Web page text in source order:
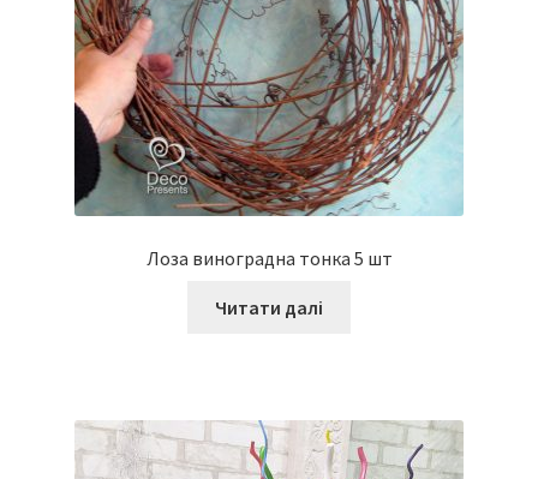
Лоза виноградна тонка 5 шт
Читати далі